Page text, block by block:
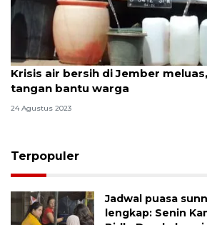
Krisis air bersih di Jember
tangan bantu warga
24 Agustus 2023
Terpopuler
Jadwal puasa
lengkap: Senin